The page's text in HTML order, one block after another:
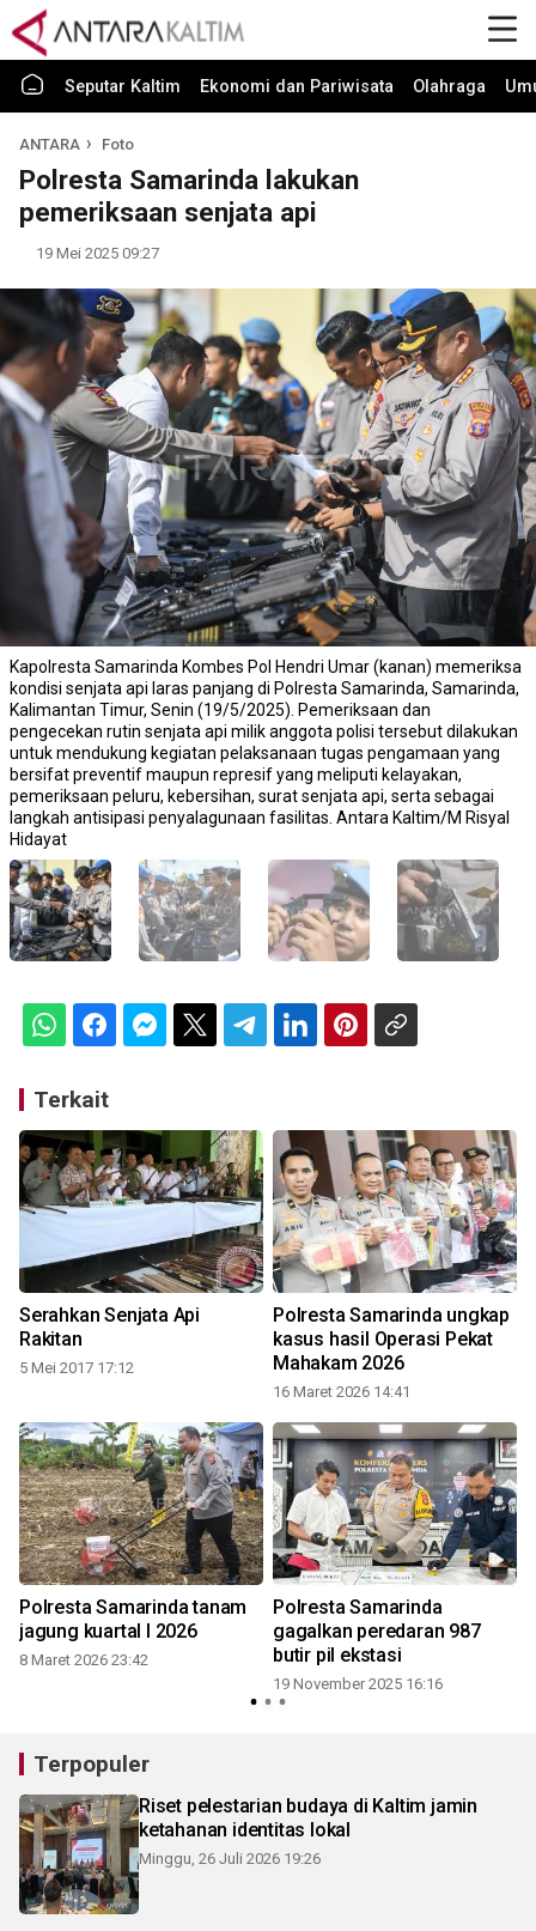
Seputar Kaltim Ekonomi dan Pariwisata Olahraga
ANTARA Foto
Polresta Samarinda lakukan
pemeriksaan senjata api
19 Mei 2025 09:27
Kapolresta Samarinda Kombes Pol Hendri Umar (kanan) memeriksa
kondisi senjata api laras panjang di Polresta Samarinda, Samarinda,
Kalimantan Timur, Senin (19/5/2025). Pemeriksaan dan
pengecekan rutin senjata api milik anggota polisi tersebut dilakukan
untuk mendukung kegiatan pelaksanaan tugas pengamaan yang
bersifat preventif maupun represif yang meliputi kelayakan,
pemeriksaan peluru, kebersihan, surat senjata api, serta sebagai
langkah antisipasi penyalagunaan fasilitas. Antara Kaltim/M Risyal
Hidayat
Terkait
Serahkan Senjata Api
Rakitan
5 Mei 2017 17:12
Polresta Samarinda ungkap
kasus hasil Operasi Pekat
Mahakam 2026
16 Maret 2026 14:41
Polresta Samarinda tanam
jagung kuartal I 2026
8 Maret 2026 23:42
Polresta Samarinda
gagalkan peredaran 987
butir pil ekstasi
19 November 2025 16:16
Terpopuler
Riset pelestarian budaya di Kaltim jamin
ketahanan identitas lokal
Minggu, 26 Juli 2026 19:26